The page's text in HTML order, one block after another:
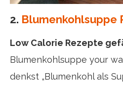
2. Blumenkohlsuppe
Low Calorie Rezepte
Blumenkohlsuppe your
denkst „Blumenkohl als